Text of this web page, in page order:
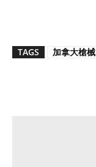
TAGS 加拿大槍械